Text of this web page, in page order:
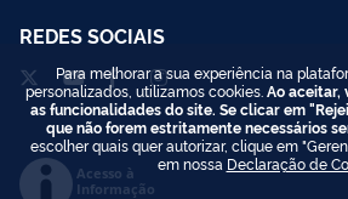
REDES SOCIAIS
Acesso à
Informação
Para melhorar a sua experiência na
personalizados, utilizamos cookies. Ao aceitar,
as funcionalidades do site. Se clicar em
que não forem estritamente necessários
escolher quais quer autorizar, clique em
em nossa Declaração de